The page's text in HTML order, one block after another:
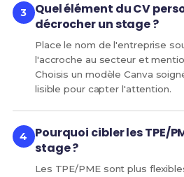
Quel élément du CV
décrocher un stage ?
Place le nom de l'entreprise
l'accroche au secteur et
Choisis un modèle Canva
lisible pour capter l'attention.
Pourquoi cibler les TPE/
stage ?
Les TPE/PME sont plus